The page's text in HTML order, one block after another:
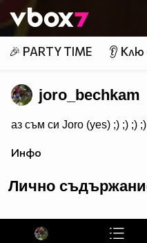
👾
🎉 PARTY TIME 👂
joro_bechkam
аз съм си Joro (yes) ;) ;) ;)
Инфо
Лично